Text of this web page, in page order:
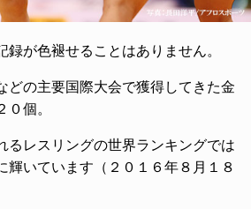
録が色褪せることはありません。
どの主要国際大会で獲得してきた金
０個。
るレスリングの世界ランキングでは
輝いています（２０１６年８月１８